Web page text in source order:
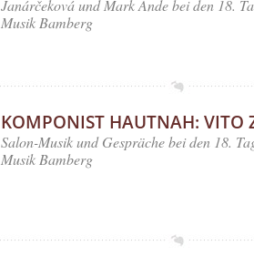
Janárčeková und Mark Ande bei den 18.
Musik Bamberg
KOMPONIST HAUTNAH: VITO
Salon-Musik und Gespräche bei den 18.
Musik Bamberg